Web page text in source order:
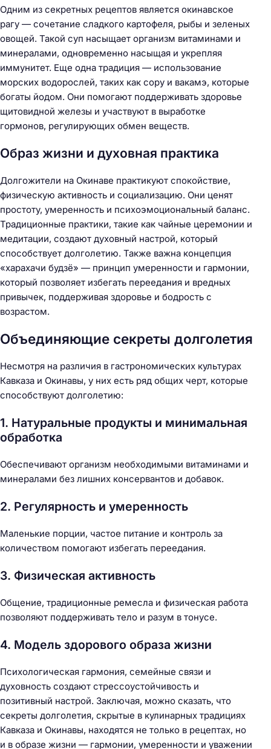
Одним из секретных рецептов является окинавское
рагу — сочетание сладкого картофеля, рыбы и зеленых
овощей. Такой суп насыщает организм витаминами и
минералами, одновременно насыщая и укрепляя
иммунитет. Еще одна традиция — использование
морских водорослей, таких как сору и вакамэ, которые
богаты йодом. Они помогают поддерживать здоровье
щитовидной железы и участвуют в выработке
гормонов, регулирующих обмен веществ.
Образ жизни и духовная практика
Долгожители на Окинаве практикуют спокойствие,
физическую активность и социализацию. Они ценят
простоту, умеренность и психоэмоциональный баланс.
Традиционные практики, такие как чайные церемонии и
медитации, создают духовный настрой, который
способствует долголетию. Также важна концепция
«харахачи будзё» — принцип умеренности и гармонии,
который позволяет избегать переедания и вредных
привычек, поддерживая здоровье и бодрость с
возрастом.
Объединяющие секреты долголетия
Несмотря на различия в гастрономических культурах
Кавказа и Окинавы, у них есть ряд общих черт, которые
способствуют долголетию:
1. Натуральные продукты и минимальная
обработка
Обеспечивают организм необходимыми витаминами и
минералами без лишних консервантов и добавок.
2. Регулярность и умеренность
Маленькие порции, частое питание и контроль за
количеством помогают избегать переедания.
3. Физическая активность
Общение, традиционные ремесла и физическая работа
позволяют поддерживать тело и разум в тонусе.
4. Модель здорового образа жизни
Психологическая гармония, семейные связи и
духовность создают стрессоустойчивость и
позитивный настрой. Заключая, можно сказать, что
секреты долголетия, скрытые в кулинарных традициях
Кавказа и Окинавы, находятся не только в рецептах, но
и в образе жизни — гармонии, умеренности и уважении
Н
й
и
: